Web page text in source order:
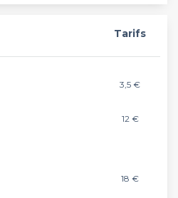
Tarifs
3,5 €
12 €
18 €